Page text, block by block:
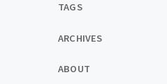
TAGS
ARCHIVES
ABOUT